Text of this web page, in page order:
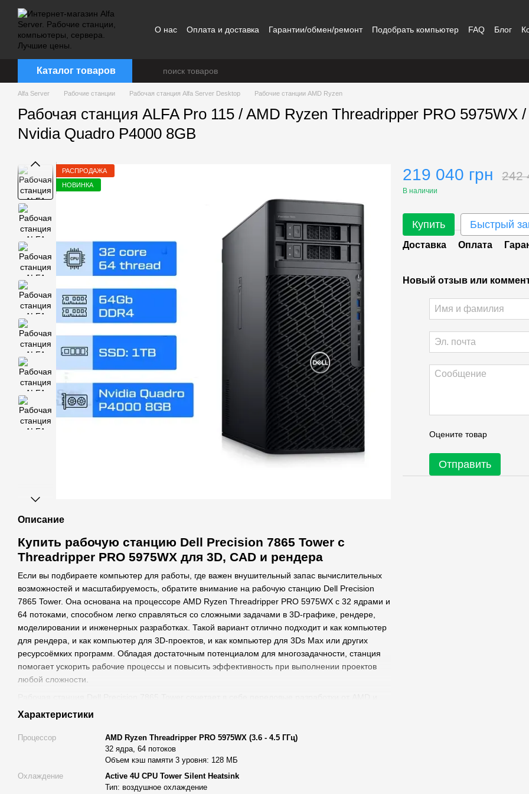
Перейти к основному контенту
О нас Оплата и доставка Гарантии/обмен/ремонт Подобрать компьютер FAQ Блог
Каталог товаров
Alfa Server Рабочие станции Рабочая станция Alfa Server Desktop Рабочие станции AMD Ryzen
Рабочая станция ALFA Pro 115 / AMD Ryzen Threadripper PRO 5975WX
Nvidia Quadro P4000 8GB
РАСПРОДАЖА
НОВИНКА
Описание
Купить рабочую станцию Dell Precision 7865 Tower с
Threadripper PRO 5975WX для 3D, CAD и рендера
Если вы подбираете компьютер для работы, где важен внушительный запас вычислительных
возможностей и масштабируемость, обратите внимание на рабочую станцию Dell Precision
7865 Tower. Она основана на процессоре AMD Ryzen Threadripper PRO 5975WX с 32 ядрами и
64 потоками, способном легко справляться со сложными задачами в 3D-графике, рендере,
моделировании и инженерных разработках. Такой вариант отлично подходит и как компьютер
для рендера, и как компьютер для 3D-проектов, и как компьютер для 3Ds Max или других
ресурсоёмких программ. Обладая достаточным потенциалом для многозадачности, станция
помогает ускорить рабочие процессы и повысить эффективность при выполнении проектов
любой сложности.
NVIDIA, а также отличается продуманным фирменным дизайном от Dell. Вы получаете
работы над детализированными 3D-сценами и фотореалистичным рендером. Кроме того, в
ней предусмотрены расширенные сетевые возможности, позволяющие быстро передавать
большие файлы и эффективно управлять несколькими рабочими средами одновременно.
Многим специалистам важно найти правильный баланс между ценой, надёжностью и
Характеристики
Процессор
AMD Ryzen Threadripper PRO 5975WX (3.6 - 4.5 ГГц)
32 ядра, 64 потоков
Объем кэш памяти 3 уровня: 128 МБ
Охлаждение
Active 4U CPU Tower Silent Heatsink
Тип: воздушное охлаждение
219 040 грн 242
В наличии
Купить Быстрый
Доставка Оплата
Новый отзыв или
Оцените товар
Отправить